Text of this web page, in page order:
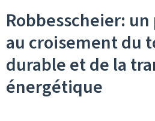
Robbesscheier:
au croisement du
durable et de la
énergétique